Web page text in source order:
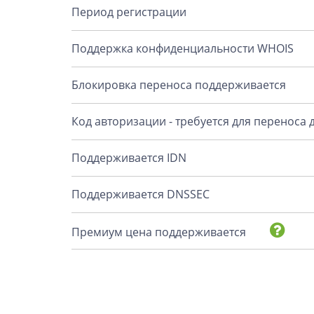
Период регистрации
Поддержка конфиденциальности WHOIS
Блокировка переноса поддерживается
Код авторизации - требуется для переноса
Поддерживается IDN
Поддерживается DNSSEC
Премиум цена поддерживается